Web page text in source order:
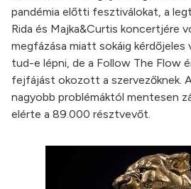
pandémia előtti fesztiválokat, a
Rida és Majka&Curtis koncertjére
megfázása miatt sokáig kérdőjeles
tud-e lépni, de a Follow The Flow
fejfájást okozott a szervezőknek.
nagyobb problémáktól mentesen
elérte a 89.000 résztvevőt.